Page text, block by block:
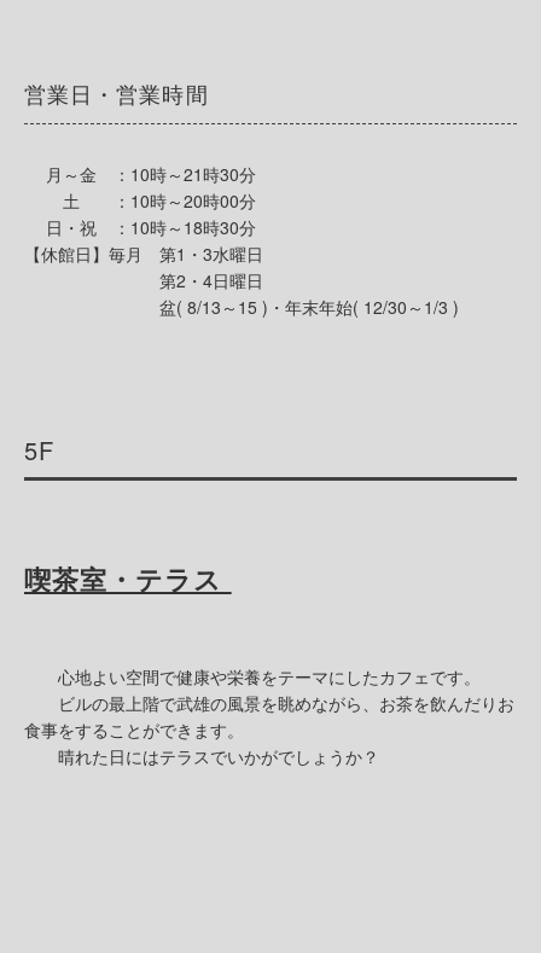
営業日・営業時間
月～金 ：10時～21時30分
土 ：10時～20時00分
日・祝 ：10時～18時30分
【休館日】毎月 第1・3水曜日
第2・4日曜日
盆( 8/13～15 )・年末年始( 12/30～1/3 )
5F
喫茶室・テラス
心地よい空間で健康や栄養をテーマにしたカフェです。
ビルの最上階で武雄の風景を眺めながら、お茶を飲んだりお
食事をすることができます。
晴れた日にはテラスでいかがでしょうか？